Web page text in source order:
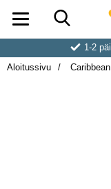
1-2
Aloitussivu